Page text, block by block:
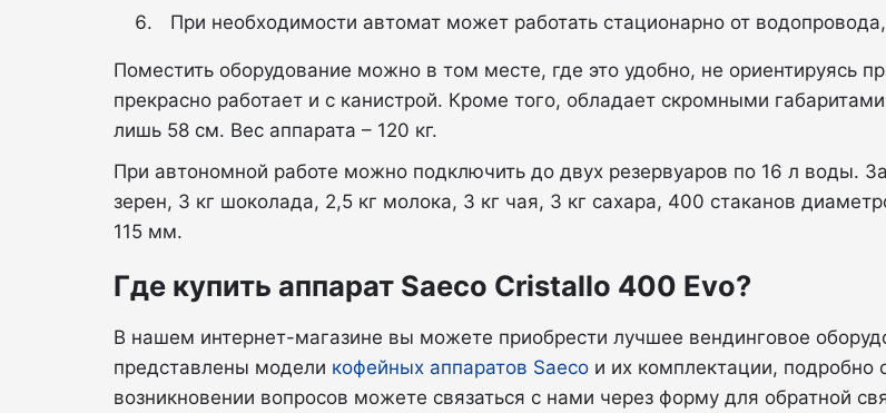
При необходимости автомат может работать стационарно от
Поместить оборудование можно в том месте, где это удобно, не ориентируясь
прекрасно работает и с канистрой. Кроме того, обладает скромными
лишь 58 см. Вес аппарата – 120 кг.
При автономной работе можно подключить до двух резервуаров по 16 л воды.
зерен, 3 кг шоколада, 2,5 кг молока, 3 кг чая, 3 кг сахара, 400 стаканов
115 мм.
Где купить аппарат Saeco Cristallo 400 Evo?
В нашем интернет-магазине вы можете приобрести лучшее вендинговое
представлены модели кофейных аппаратов Saeco и их комплектации, подробно
возникновении вопросов можете связаться с нами через форму для обратной